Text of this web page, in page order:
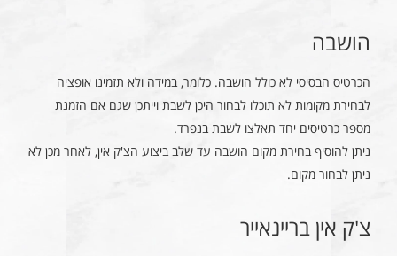
הושבה
הכרטיס הבסיסי לא כולל הושבה. כלומר, במידה ולא תזמינו אופציה
לבחירת מקומות לא תוכלו לבחור היכן לשבת וייתכן שגם אם הזמנת
מספר כרטיסים יחד תאלצו לשבת בנפרד.
ניתן להוסיף בחירת מקום הושבה עד שלב ביצוע הצ'ק אין, לאחר מכן לא
ניתן לבחור מקום.
צ'ק אין בריינאייר